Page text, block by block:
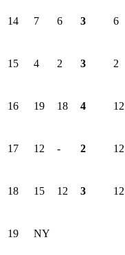
14 7 6 3 6
15 4 2 3 2
16 19 18 4 12
17 12 - 2 12
18 15 12 3 12
19 NY